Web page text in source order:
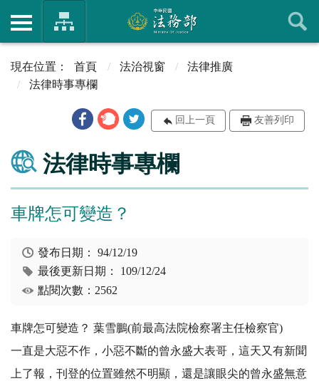
首頁 法治視窗
法律推廣
法律時事專欄
回上一頁 友善列印
法律時事專欄
車牌怎可變造？
發布日期：94/12/19
最後更新日期： 109/12/24
點閱次數：2562
車牌怎可變造？ 葉雪鵬(前最高法院檢察署主任檢察官)
一直是大惡不作，小惡不斷的曾永盛大表哥，這天又有新聞
上了報，刊登的位置雖然不明顯，還是讓眼尖的曾永盛無意